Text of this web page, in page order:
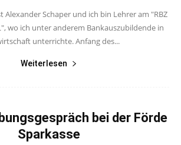
Alexander Schaper und ich bin Lehrer am "RBZ
wo ich unter anderem Bankauszubildende in
unterrichte. Anfang des...
Weiterlesen
bei der Förde
Sparkasse